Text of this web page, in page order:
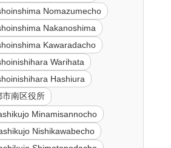
Nomazumecho
Nakanoshima
Kawaradacho
Warihata
Hashiura
南区役所
Minamisannocho
Nishikawabecho